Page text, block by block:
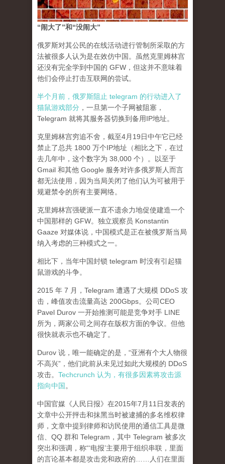
“闹大了”和“没闹大”
俄罗斯对其公民的在线活动进行管制所采取的方
法被很多人认为是在效仿中国。虽然克里姆林宫
还没有完全学到中国的 GFW，但这并不意味着
他们会停止打击互联网的尝试。
半个月前，俄罗斯阻止 telegram 的行动进入了
猫鼠游戏部分 ，一旦第一个子网被阻塞，
Telegram 就将其服务器切换到备用IP地址。
克里姆林宫穷追不舍，截至4月19日中午它已经
禁止了总共 1800 万个IP地址（相比之下，在过
去几年中，这个数字为 38,000 个）。以至于
Gmail 和其他 Google 服务对许多俄罗斯人而言
都无法使用，因为当局关闭了他们认为可被用于
规避禁令的所有主要网络。
克里姆林宫强硬派一直不遗余力地促使建造一个
中国那样的 GFW。独立观察员 Konstantin
Gaaze 对媒体说，中国模式是正在被俄罗斯当局
纳入考虑的三种模式之一。
相比下，当年中国封锁 telegram 时没有引起猫
鼠游戏的斗争。
2015 年 7 月，Telegram 遭遇了大规模 DDoS 攻
击，峰值攻击流量高达 200Gbps。公司CEO
Pavel Durov 一开始推测可能是竞争对手 LINE
所为，两家公司之间存在版权方面的争议。但他
很快就表示也不确定了。
Durov 说，唯一能确定的是，“亚洲有个大人物很
不高兴”，他们此前从未见过如此大规模的 DDoS
攻击。 Techcrunch 认为，有很多因素将攻击源
指向中国 。
中国官媒《人民日报》在2015年7月11日发表的
文章中公开抨击和抹黑当时被逮捕的多名维权律
师，文章中提到律师和访民使用的通信工具是微
信、QQ 群和 Telegram，其中 Telegram 被多次
突出和强调，称“‘电报’主要用于组织串联，里面
的言论基本都是攻击党和政府的……人们在里面